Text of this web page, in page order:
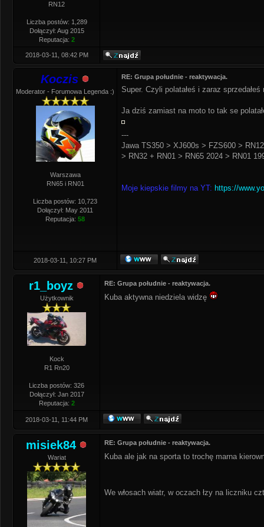
RN12
Liczba postów: 1,289
Dołączył: Aug 2015
Reputacja: 2
2018-03-11, 08:42 PM
Koczis
Moderator - Forumowa Legenda :)
Warszawa
RN65 i RN01
Liczba postów: 10,723
Dołączył: May 2011
Reputacja: 58
RE: Grupa południe - reaktywacja.
Super. Czyli polatałeś i zaraz sprzedałeś
Ja dziś zamiast na moto to tak se
---
Jawa TS350 > XJ600s > FZS600 >
> RN32 + RN01 > RN65 2024 > RN01
Moje kiepskie filmy na YT: https://
2018-03-11, 10:27 PM
r1_boyz
Użytkownik
Kock
R1 Rn20
Liczba postów: 326
Dołączył: Jan 2017
Reputacja: 2
RE: Grupa południe - reaktywacja.
Kuba aktywna niedziela widzę
2018-03-11, 11:44 PM
misiek84
Wariat
RE: Grupa południe - reaktywacja.
Kuba ale jak na sporta to trochę marna
We włosach wiatr, w oczach łzy na liczniku